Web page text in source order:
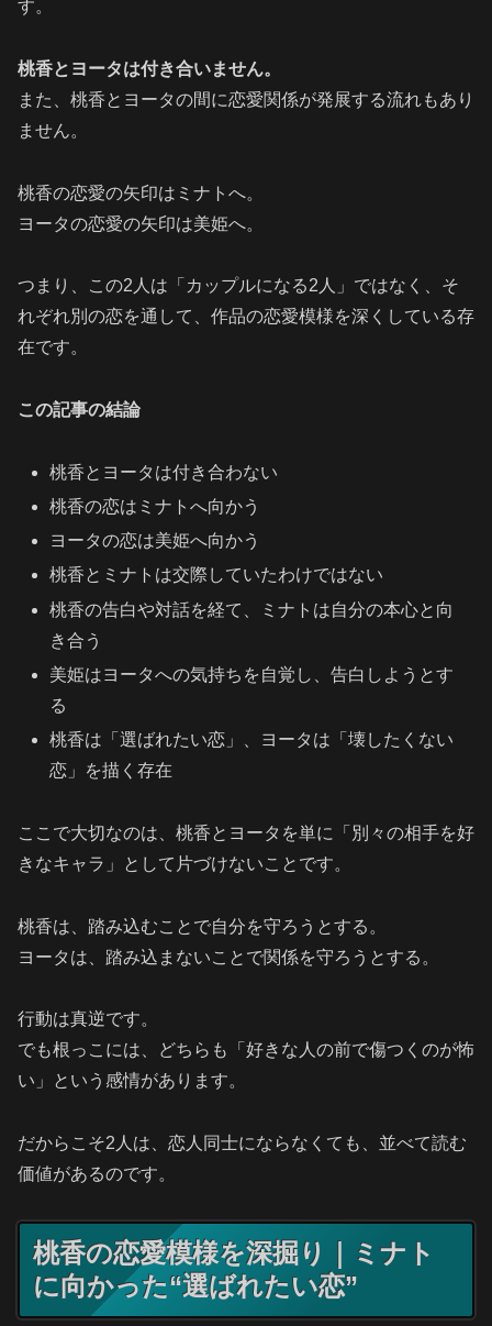
す。
桃香とヨータは付き合いません。
また、桃香とヨータの間に恋愛関係が発展する流れもあり
ません。
桃香の恋愛の矢印はミナトへ。
ヨータの恋愛の矢印は美姫へ。
つまり、この2人は「カップルになる2人」ではなく、そ
れぞれ別の恋を通して、作品の恋愛模様を深くしている存
在です。
この記事の結論
桃香とヨータは付き合わない
桃香の恋はミナトへ向かう
ヨータの恋は美姫へ向かう
桃香とミナトは交際していたわけではない
桃香の告白や対話を経て、ミナトは自分の本心と向
き合う
美姫はヨータへの気持ちを自覚し、告白しようとす
る
桃香は「選ばれたい恋」、ヨータは「壊したくない
恋」を描く存在
ここで大切なのは、桃香とヨータを単に「別々の相手を好
きなキャラ」として片づけないことです。
桃香は、踏み込むことで自分を守ろうとする。
ヨータは、踏み込まないことで関係を守ろうとする。
行動は真逆です。
でも根っこには、どちらも「好きな人の前で傷つくのが怖
い」という感情があります。
だからこそ2人は、恋人同士にならなくても、並べて読む
価値があるのです。
桃香の恋愛模様を深掘り｜ミナト
に向かった“選ばれたい恋”